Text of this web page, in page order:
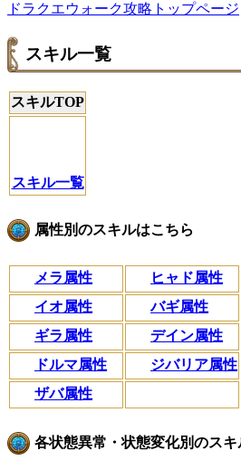
ドラクエウォーク攻略トップページ
スキル一覧
スキルTOP
スキル一覧
属性別のスキルはこちら
メラ属性
ヒャド属性
イオ属性
バギ属性
ギラ属性
デイン属性
ドルマ属性
ジバリア属性
ザバ属性
各状態異常・状態変化別のスキ